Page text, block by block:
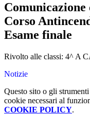
Corso
Esame finale
Rivolto alle classi: 4^ A
Notizie
Questo sito o gli
cookie necessari al
COOKIE POLICY.